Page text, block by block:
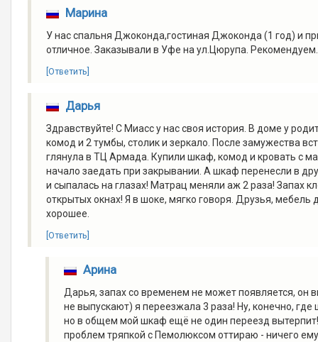
Марина
У нас спальня Джоконда,гостиная Джоконда (1 год) и
отличное. Заказывали в Уфе на ул.Цюрупа. Рекомендуем.
[Ответить]
Дарья
Здравствуйте! С Миасс у нас своя история. В доме у
комод и 2 тумбы, столик и зеркало. После замужества
глянула в ТЦ Армада. Купили шкаф, комод и кровать с
начало заедать при закрывании. А шкаф перенесли в
и сыпалась на глазах! Матрац меняли аж 2 раза! Запах
открытых окнах! Я в шоке, мягко говоря. Друзья,
хорошее.
[Ответить]
Арина
Дарья, запах со временем не может появляется, он
не выпускают) я переезжала 3 раза! Ну, конечно,
но в общем мой шкаф ещё не один переезд
проблем тряпкой с Пемолюксом оттираю - ничего